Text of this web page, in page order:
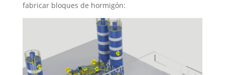
fabricar bloques de hormigón: